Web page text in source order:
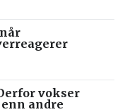
vokser
andre